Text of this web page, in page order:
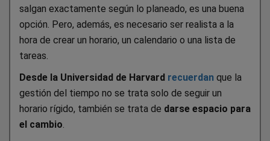
salgan exactamente según lo planeado, es una buena
opción. Pero, además, es necesario ser realista a la
hora de crear un horario, un calendario o una lista de
tareas.
Desde la Universidad de Harvard recuerdan que la
gestión del tiempo no se trata solo de seguir un
horario rígido, también se trata de darse espacio para
el cambio.